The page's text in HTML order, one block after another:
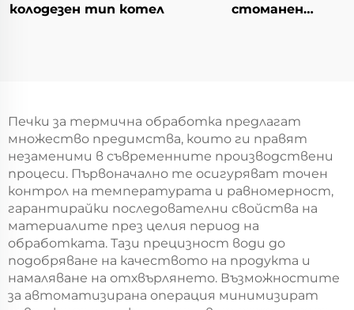
колодезен тип котел
стоманен
Печки за термична обработка предлагат
множество предимства, които ги правят
незаменими в съвременните производствени
процеси. Първоначално те осигуряват точен
контрол на температурата и равномерност,
гарантирайки последователни свойства на
материалите през целия период на
обработката. Тази прецизност води до
подобряване на качеството на продукта и
намаляване на отхвърлянето. Възможностите
за автоматизирана операция минимизират